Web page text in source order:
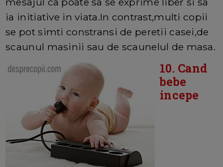
ia initiative in viata.In contrast,multi copii
se pot simti constransi de peretii casei,de
scaunul masinii sau de scaunelul de masa.
10. Cand
bebe
incepe